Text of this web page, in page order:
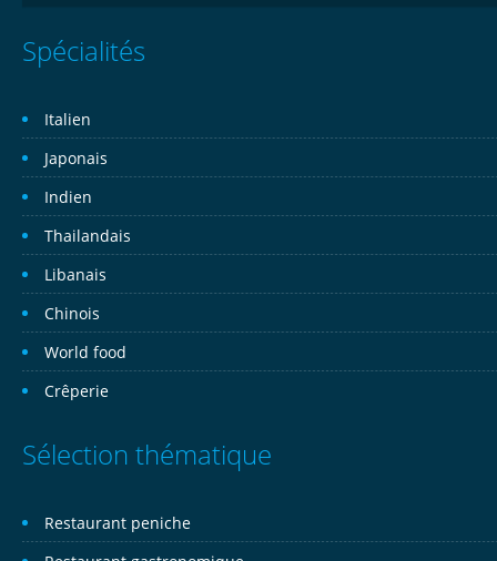
Spécialités
Italien
Japonais
Indien
Thailandais
Libanais
Chinois
World food
Crêperie
Sélection thématique
Restaurant peniche